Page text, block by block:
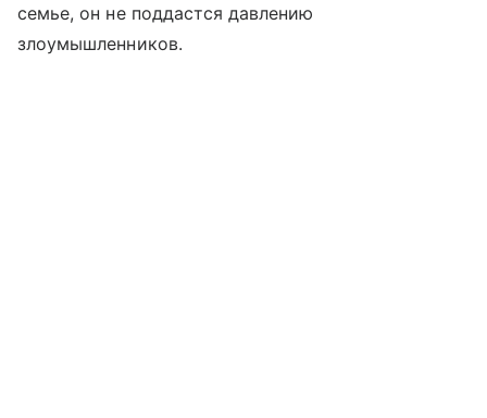
семье, он не поддастся давлению
злоумышленников.